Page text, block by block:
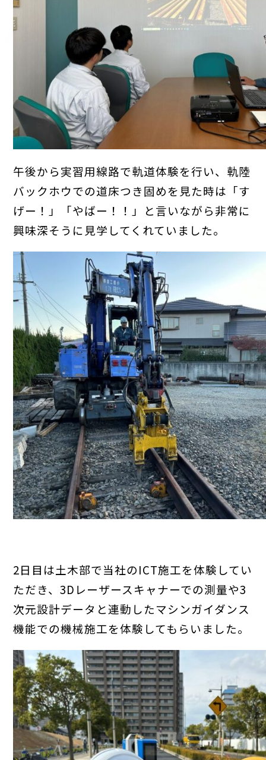
午後から実習用線路で軌道体験を行い、軌陸
バックホウでの道床つき固めを見た時は「す
げー！」「やばー！！」と言いながら非常に
興味深そうに見学してくれていました。
2日目は土木部で当社のICT施工を体験してい
ただき、3Dレーザースキャナーでの測量や3
次元設計データと連動したマシンガイダンス
機能での機械施工を体験してもらいました。